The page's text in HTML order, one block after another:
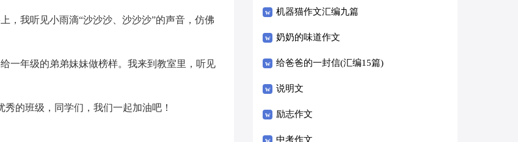
，我听见小雨滴“沙沙沙、沙沙沙”的声音，仿佛
一年级的弟弟妹妹做榜样。我来到教室里，听见
的班级，同学们，我们一起加油吧！
8篇）
机器猫作文汇编九篇
奶奶的味道作文
给爸爸的一封信(汇编15篇)
说明文
励志作文
中考作文